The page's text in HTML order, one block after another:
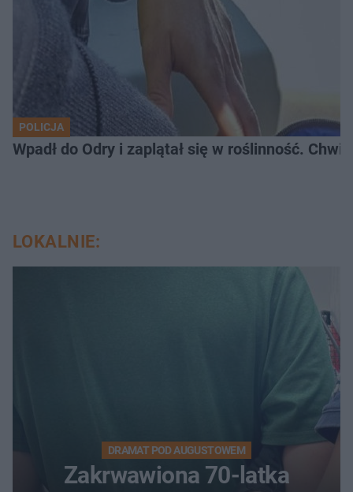
POLICJA
Wpadł do Odry i zaplątał się w roślinność.
LOKALNIE:
DRAMAT POD AUGUSTOWEM
Zakrwawiona 70-latka